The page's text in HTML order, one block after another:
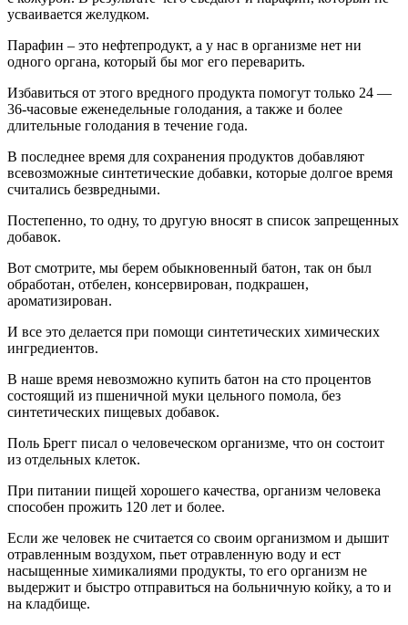
усваивается желудком.
Парафин – это нефтепродукт, а у нас в организме нет ни
одного органа, который бы мог его переварить.
Избавиться от этого вредного продукта помогут только 24 —
36-часовые еженедельные голодания, а также и более
длительные голодания в течение года.
В последнее время для сохранения продуктов добавляют
всевозможные синтетические добавки, которые долгое время
считались безвредными.
Постепенно, то одну, то другую вносят в список запрещенных
добавок.
Вот смотрите, мы берем обыкновенный батон, так он был
обработан, отбелен, консервирован, подкрашен,
ароматизирован.
И все это делается при помощи синтетических химических
ингредиентов.
В наше время невозможно купить батон на сто процентов
состоящий из пшеничной муки цельного помола, без
синтетических пищевых добавок.
Поль Брегг писал о человеческом организме, что он состоит
из отдельных клеток.
При питании пищей хорошего качества, организм человека
способен прожить 120 лет и более.
Если же человек не считается со своим организмом и дышит
отравленным воздухом, пьет отравленную воду и ест
насыщенные химикалиями продукты, то его организм не
выдержит и быстро отправиться на больничную койку, а то и
на кладбище.